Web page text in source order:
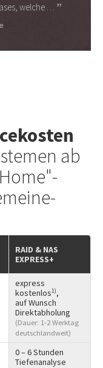
welche …
ab
RAID & NAS
EXPRESS+
express
kostenlos1),
auf Wunsch
Direktabholung
(Dauer: 1-2 Werktag
deutschlandweit)
0 – 6 Stunden
Tiefenanalyse